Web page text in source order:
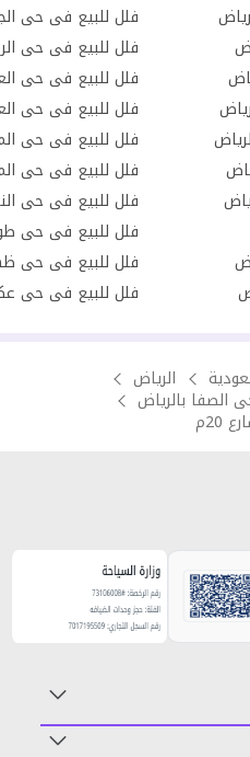
فلل للبيع فى حى
فلل للبيع فى حى
فلل للبيع فى حى
فلل للبيع فى حى
فلل للبيع فى حى
فلل للبيع فى حى
فلل للبيع فى حى
فلل للبيع فى حى
فلل للبيع فى حى
فلل للبيع فى حى
الرياض
الصفا بالرياض